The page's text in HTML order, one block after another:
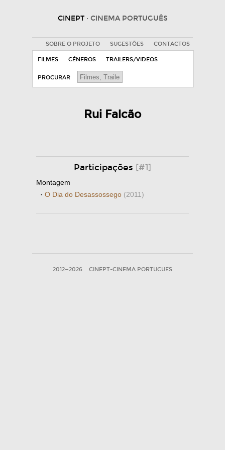
CINEPT · CINEMA PORTUGUÊS
SOBRE O PROJETO SUGESTÕES CONTACTOS
FILMES GÉNEROS TRAILERS/VIDEOS
PROCURAR
Rui Falcão
Participações [#1]
Montagem
· O Dia do Desassossego (2011)
2012—2026 CINEPT-CINEMA PORTUGUES